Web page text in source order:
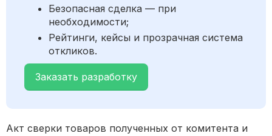
Безопасная сделка — при
необходимости;
Рейтинги, кейсы и прозрачная система
откликов.
Заказать разработку
Акт сверки товаров полученных от комитента и